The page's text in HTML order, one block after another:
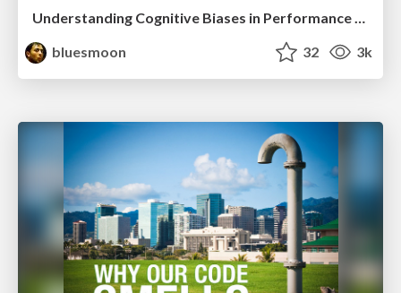
Understanding Cognitive Biases in Performance Measurement
bluesmoon
32 3k